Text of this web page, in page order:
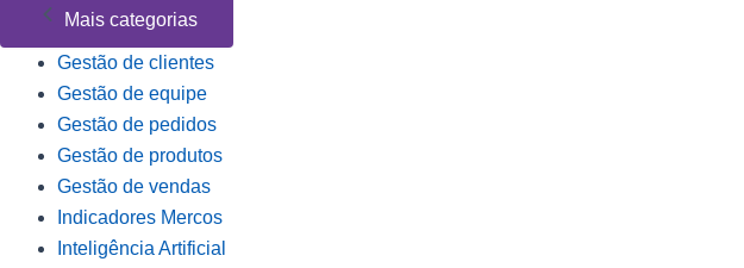
Mais categorias
Gestão de clientes
Gestão de equipe
Gestão de pedidos
Gestão de produtos
Gestão de vendas
Indicadores Mercos
Inteligência Artificial